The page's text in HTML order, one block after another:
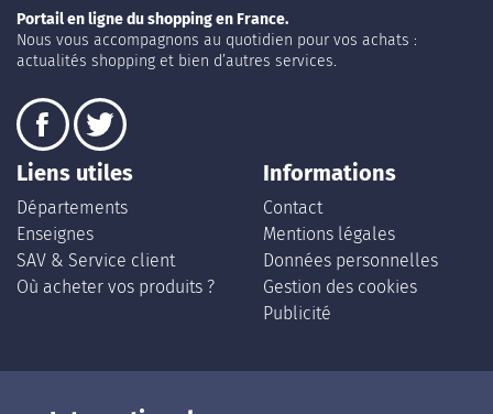
Portail en ligne du shopping en France.
Nous vous accompagnons au quotidien pour vos achats :
actualités shopping et bien d’autres services.
Liens utiles
Départements
Enseignes
SAV & Service client
Où acheter vos produits ?
Informations
Contact
Mentions légales
Données personnelles
Gestion des cookies
Publicité